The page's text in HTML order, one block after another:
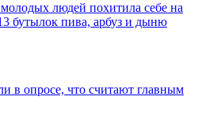
людей похитила себе на
бутылок пива, арбуз и дыню
в опросе, что считают главным